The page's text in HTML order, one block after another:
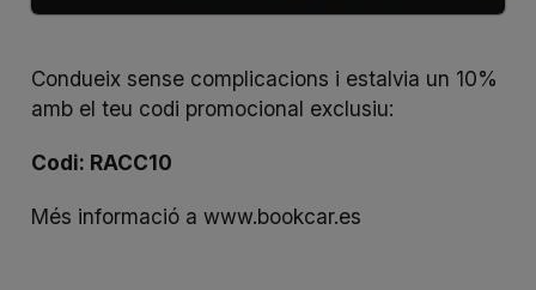
Condueix sense complicacions i estalvia un 10%
amb el teu codi promocional exclusiu:
Codi: RACC10
Més informació a www.bookcar.es